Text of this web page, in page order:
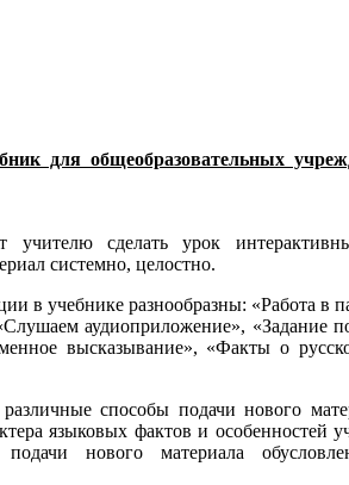
для общеобразовательных
учителю сделать урок
системно, целостно.
в учебнике разнообразны: «Работа в
аудиоприложение», «Задание
высказывание», «Факты о
способы подачи нового
языковых фактов и особенностей
нового материала